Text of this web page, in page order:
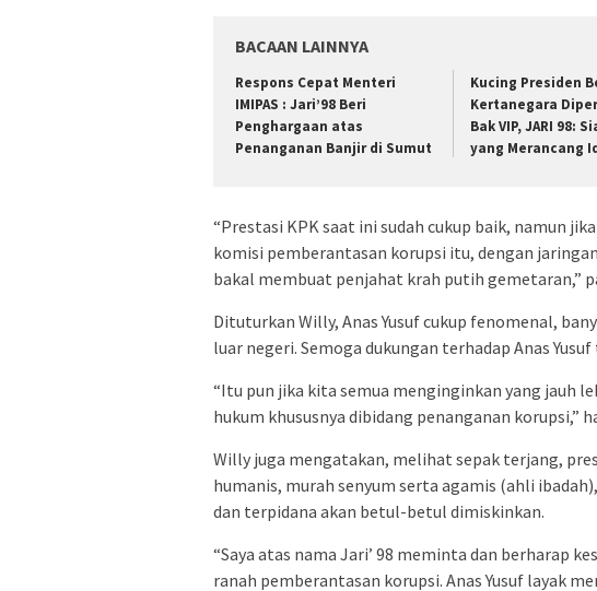
BACAAN LAINNYA
Respons Cepat Menteri
IMIPAS : Jari’98 Beri
Penghargaan atas
Penanganan Banjir di Sumut
Kucing Presiden
Kertanegara
Bak VIP, JARI 98:
yang Merancang
“Prestasi KPK saat ini sudah cukup baik, namun
komisi pemberantasan korupsi itu, dengan
bakal membuat penjahat krah putih gemetaran,”
Dituturkan Willy, Anas Yusuf cukup fenomenal,
luar negeri. Semoga dukungan terhadap Anas
“Itu pun jika kita semua menginginkan yang jauh
hukum khususnya dibidang penanganan korupsi,”
Willy juga mengatakan, melihat sepak terjang,
humanis, murah senyum serta agamis (ahli
dan terpidana akan betul-betul dimiskinkan.
“Saya atas nama Jari’ 98 meminta dan berharap
ranah pemberantasan korupsi. Anas Yusuf layak